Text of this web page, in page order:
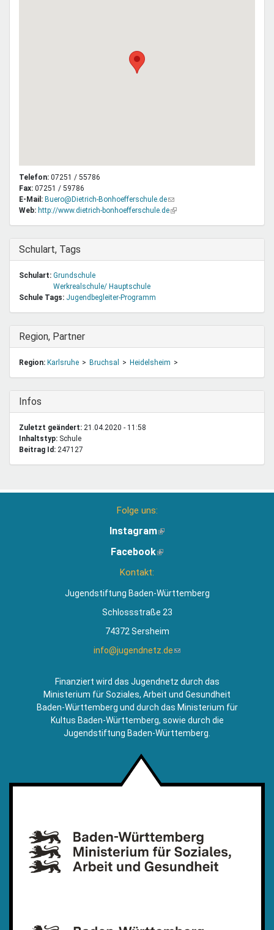
Telefon: 07251 / 55786
Fax: 07251 / 59786
E-Mail: Buero@Dietrich-Bonhoefferschule.de(Link
sendet
Web: http://www.dietrich-bonhoefferschule.de(Link
Ausblenden
Schulart, Tags
Schulart: Grundschule
Werkrealschule/ Hauptschule
Schule Tags: Jugendbegleiter-Programm
Ausblenden
Region, Partner
Region: Karlsruhe Bruchsal Heidelsheim
Ausblenden
Infos
Zuletzt geändert: 21.04.2020 - 11:58
Inhaltstyp:
schule
Beitrag Id: 247127
Folge uns:
Instagram(Link
extern)
Facebook(Link
Kontakt:
Jugendstiftung Baden-Württemberg
Schlossstraße 23
74372 Sersheim
info@jugendnetz.de(Link
Mail)
Finanziert wird das Jugendnetz durch das
Ministerium für Soziales, Arbeit und Gesundheit
Baden-Württemberg und durch das Ministerium für
Kultus Baden-Württemberg, sowie durch die
Jugendstiftung Baden-Württemberg.